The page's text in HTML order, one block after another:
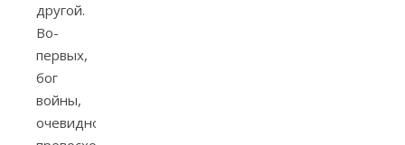
другой.
Во-
первых,
бог
войны,
очевидно,